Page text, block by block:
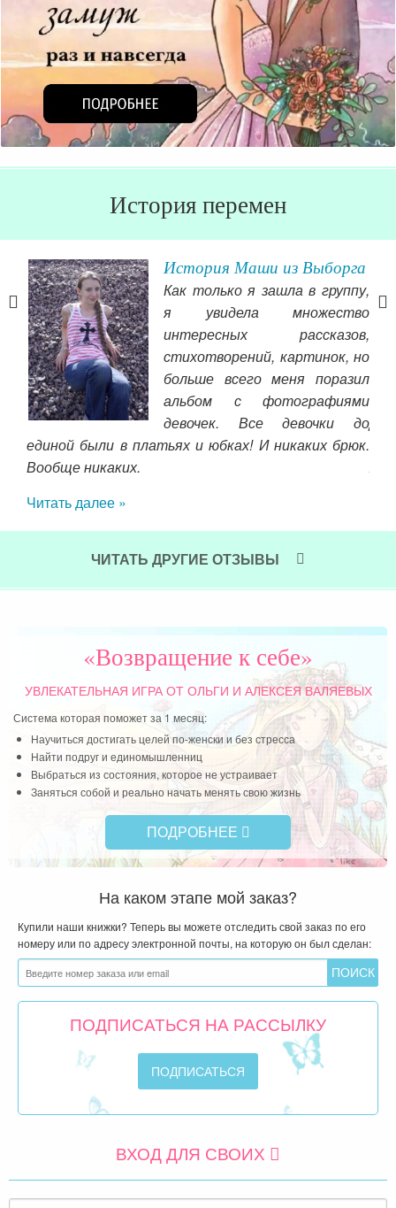
История перемен
История Маши из Выборга
Как только я зашла в группу,
я увидела множество
интересных рассказов,
стихотворений, картинок, но
больше всего меня поразил
альбом с фотографиями
девочек. Все девочки до
единой были в платьях и юбках! И никаких брюк.
Вообще никаких.
Читать далее »
ЧИТАТЬ ДРУГИЕ ОТЗЫВЫ
«Возвращение к себе»
УВЛЕКАТЕЛЬНАЯ ИГРАОТ ОЛЬГИ И АЛЕКСЕЯ ВАЛЯЕВЫХ
Система которая поможет за 1 месяц:
Научиться достигать целей по-женски и без стресса
Найти подруг и единомышленниц
Выбраться из состояния, которое не устраивает
Заняться собой и реально начать менять свою жизнь
ПОДРОБНЕЕ
На каком этапе мой заказ?
Купили наши книжки? Теперь вы можете отследить свой заказ по его
номеру или по адресу электронной почты, на которую он был сделан:
ПОДПИСАТЬСЯ НА РАССЫЛКУ
ВХОД ДЛЯ СВОИХ